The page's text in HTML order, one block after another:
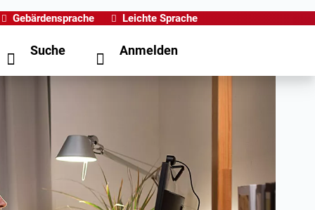
Gebärdensprache Leichte Sprache
Suche Anmelden